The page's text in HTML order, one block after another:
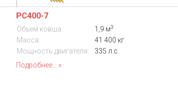
PC400-7
Объем ковша: 1,9 м3
Масса:
41 400 кг
Мощность двигателя:
335 л.с.
Подробнее...